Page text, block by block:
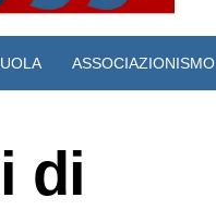
ASSOCIAZIONISMO
di